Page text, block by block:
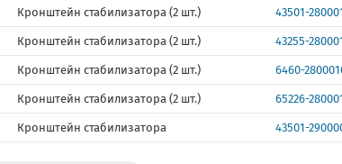
Кронштейн стабилизатора (2 шт.) 43501-
Кронштейн стабилизатора (2 шт.) 43255-
Кронштейн стабилизатора (2 шт.) 6460-
Кронштейн стабилизатора (2 шт.) 65226-
Кронштейн стабилизатора 43501-